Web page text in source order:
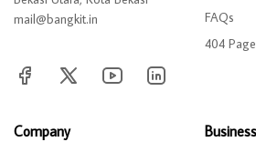
mail@bangkit.in
FAQs
404 Page
Company Business